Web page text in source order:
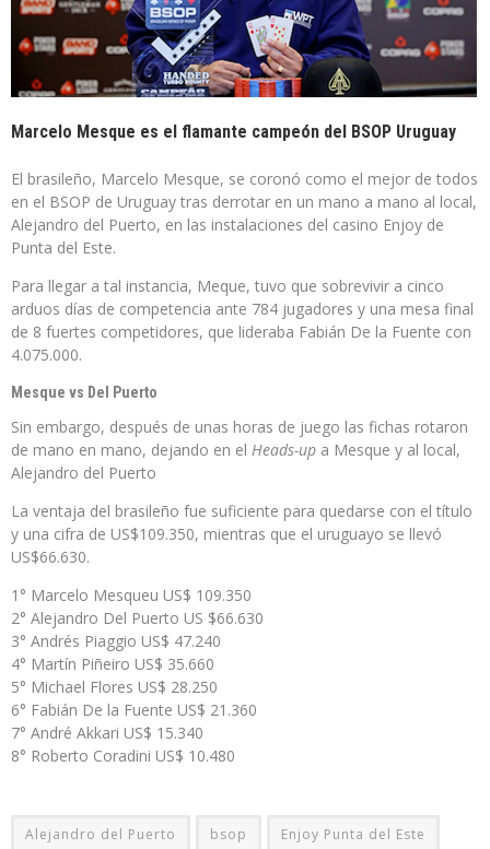
Marcelo Mesque es el flamante campeón del BSOP Uruguay
El brasileño, Marcelo Mesque, se coronó como el mejor de todos
en el BSOP de Uruguay tras derrotar en un mano a mano al local,
Alejandro del Puerto, en las instalaciones del casino Enjoy de
Punta del Este.
Para llegar a tal instancia, Meque, tuvo que sobrevivir a cinco
arduos días de competencia ante 784 jugadores y una mesa final
de 8 fuertes competidores, que lideraba Fabián De la Fuente con
4.075.000.
Mesque vs Del Puerto
Sin embargo, después de unas horas de juego las fichas rotaron
de mano en mano, dejando en el Heads-up a Mesque y al local,
Alejandro del Puerto
La ventaja del brasileño fue suficiente para quedarse con el título
y una cifra de US$109.350, mientras que el uruguayo se llevó
US$66.630.
1° Marcelo Mesqueu US$ 109.350
2° Alejandro Del Puerto US $66.630
3° Andrés Piaggio US$ 47.240
4° Martín Piñeiro US$ 35.660
5° Michael Flores US$ 28.250
6° Fabián De la Fuente US$ 21.360
7° André Akkari US$ 15.340
8° Roberto Coradini US$ 10.480
Alejandro del Puerto bsop Enjoy Punta del Este